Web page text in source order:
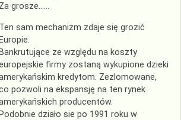
Za grosze……
Ten sam mechanizm zdaje się grozić
Europie.
Bankrutujące ze względu na koszty
firmy zostaną wykupione dzieki
kredytom. Zezlomowane,
pozwoli na ekspansję na ten rynek
producentów.
Podobnie działo sie po 1991 roku w